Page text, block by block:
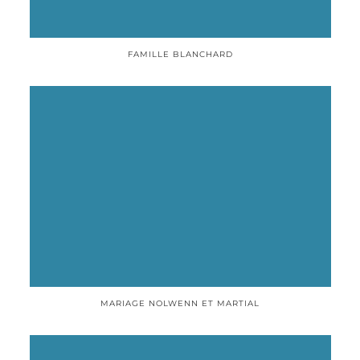
FAMILLE BLANCHARD
MARIAGE NOLWENN ET MARTIAL